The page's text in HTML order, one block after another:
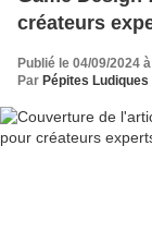
créateurs
Publié le 04/09/2024
Par Pépites Ludiques